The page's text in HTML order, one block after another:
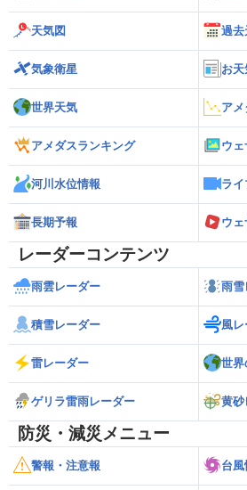
天気図 過去
気象衛星 お
世界天気 ア
アメダスランキング ウェ
河川水位情報 ライ
長期予報 ウ
レーダーコンテンツ
雨雲レーダー 雨雪
積雪レーダー 風
雷レーダー 世界
ゲリラ雷雨レーダー 黄砂
防災・減災メニュー
警報・注意報 台風